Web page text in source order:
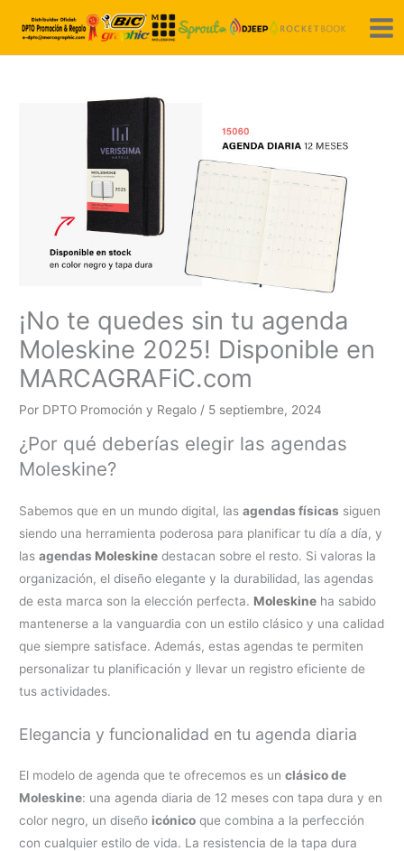
contenido
¡No te quedes sin tu agenda
Moleskine 2025! Disponible en
MARCAGRAFiC.com
Por DPTO Promoción y Regalo / 5 septiembre, 2024
¿Por qué deberías elegir las agendas
Moleskine?
Sabemos que en un mundo digital, lasagendas físicas siguen
siendo una herramienta poderosa para planificar tu día a día, y
lasagendas Moleskine destacan sobre el resto. Si valoras la
organización, el diseño elegante y la durabilidad, las agendas
de esta marca son la elección perfecta. Moleskine ha sabido
mantenerse a la vanguardia con un estilo clásico y una calidad
que siempre satisface. Además, estas agendas te permiten
personalizar tu planificación y llevar un registro eficiente de
tus actividades.
Elegancia y funcionalidad en tu agenda diaria
El modelo de agenda que te ofrecemos es unclásico de
Moleskine: una agenda diaria de 12 meses con tapa dura y en
color negro, un diseño icónico que combina a la perfección
con cualquier estilo de vida. La resistencia de la tapa dura